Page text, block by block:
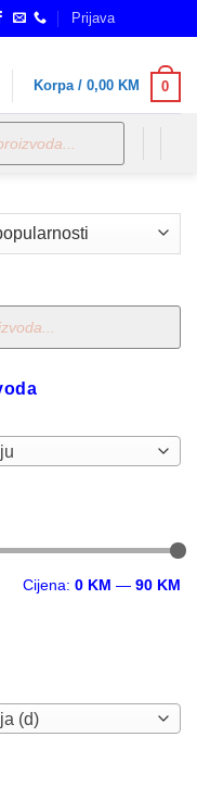
Prijava
Korpa / 0,00 KM 0
Cijena: 0 KM — 90 KM
(d)